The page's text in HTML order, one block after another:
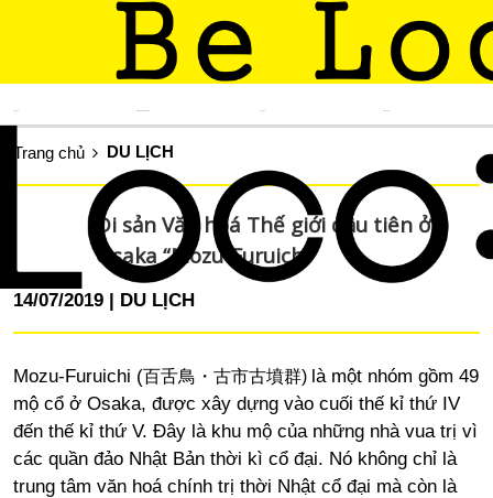
Trang chủ DU LỊCH
Di sản Văn hoá Thế giới đầu tiên ở
Osaka “Mozu-Furuichi”
14/07/2019 DU LỊCH
Mozu-Furuichi (百舌鳥・古市古墳群) là một nhóm gồm 49
mộ cổ ở Osaka, được xây dựng vào cuối thế kỉ thứ IV
đến thế kỉ thứ V. Đây là khu mộ của những nhà vua trị vì
các quần đảo Nhật Bản thời kì cổ đại. Nó không chỉ là
trung tâm văn hoá chính trị thời Nhật cổ đại mà còn là